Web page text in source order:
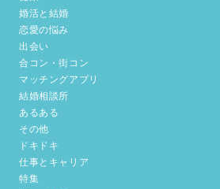
婚活と結婚
恋愛の悩み
出会い
合コン・街コン
マッチングアプリ
結婚相談所
あるある
その他
ドキドキ
仕事とキャリア
特集